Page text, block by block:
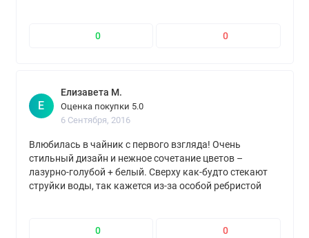
0
0
Е
Елизавета М.
Оценка покупки 5.0
6 Сентября, 2016
Влюбилась в чайник с первого взгляда! Очень
стильный дизайн и нежное сочетание цветов –
лазурно-голубой + белый. Сверху как-будто стекают
струйки воды, так кажется из-за особой ребристой
гораздо легче стального. И подсветочка очень
0 0